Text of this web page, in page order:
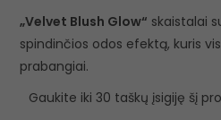
„Velvet Blush Glow“ skaistalai
spindinčios odos efektą, kuris
prabangiai.
Gaukite iki 30 taškų įsigiję šį